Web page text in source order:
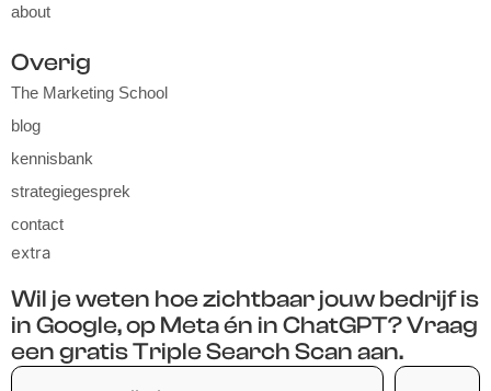
about
Overig
The Marketing School
blog
kennisbank
strategiegesprek
contact
extra
Wil je weten hoe zichtbaar jouw bedrijf is
in Google, op Meta én in ChatGPT? Vraag
een gratis Triple Search Scan aan.